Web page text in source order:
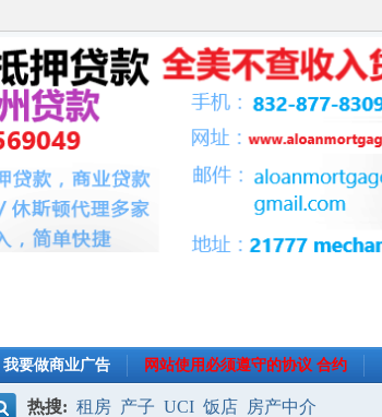
我要做商业广告 网站使用必须遵守的协议 合约
热搜: 租房 产子 UCI 饭店 房产中介